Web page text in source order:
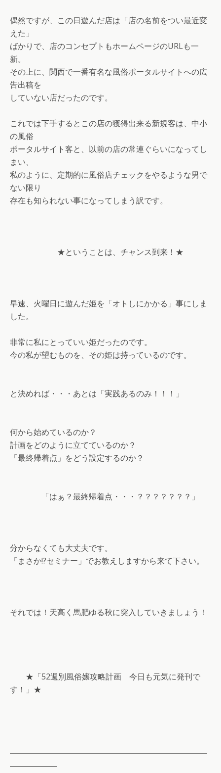
偶然ですが、この日遊んだ店は「店の名前をつい最近変
えた」
ばかりで、店のコンセプトもホームページのURLも一
新。
その上に、関西で一番有名な風俗ポータルサイトへの広
告出稿を
していない店だったのです。
これでは下手するとこの店の獲得出来る新規客は、中小
の風俗
ポータルサイト客と、以前の店の常連ぐらいになってし
まい、
私のように、定期的に風俗店チェックをやるような男で
ない限り
存在も知られない事になってしまう訳です。
★ということは、チャンス到来！★
早速、火曜日に遊んだ姫を「オトしにかかる」事にしま
した。
非常に私にとっていい姫だったのです。
今の私が望むものを、その姫は持っているのです。
と決めれば・・・あとは「実践あるのみ！！！」
何から始めているのか？
計画をどのように立てているのか？
「最終帰着点」をどう設定するのか？
「はぁ？最終帰着点・・・？？？？？？？」
分からなくても大丈夫です。
「まさか!?セミナー」でお教えしますから来て下さい。
それでは！天高く馬肥ゆる秋に突入していきましょう！
★「52週別風俗嬢攻略計画 今日も元気に発刊で
す！」★
━━━━━━━━━━━━━━━━━━━━━━━━━
━━━━━━